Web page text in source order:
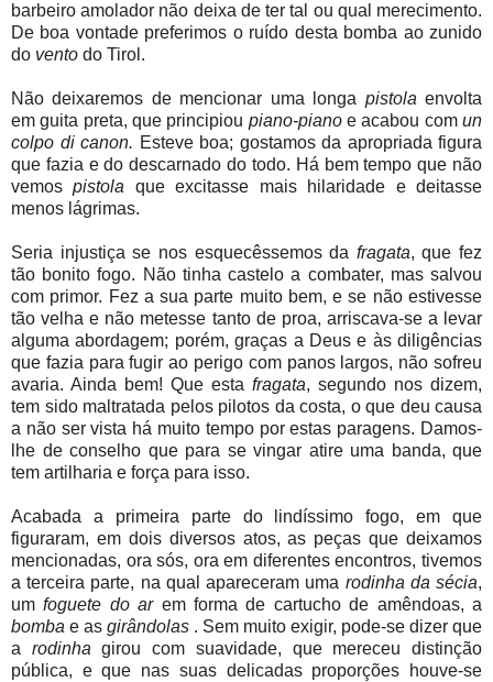
barbeiro amolador não deixa de ter tal ou qual merecimento.
De boa vontade preferimos o ruído desta bomba ao zunido
do vento do Tirol.
Não deixaremos de mencionar uma longa pistola envolta
em guita preta, que principiou piano-pianoe acabou comun
colpo di canon. Esteve boa; gostamos da apropriada figura
que fazia e do descarnado do todo. Há bem tempo que não
vemospistola que excitasse mais hilaridade e deitasse
menos lágrimas.
Seria injustiça se nos esquecêssemos da fragata, que fez
tão bonito fogo. Não tinha castelo a combater, mas salvou
com primor. Fez a sua parte muito bem, e se não estivesse
tão velha e não metesse tanto de proa, arriscava-se a levar
alguma abordagem; porém, graças a Deus e às diligências
que fazia para fugir ao perigo com panos largos, não sofreu
avaria. Ainda bem! Que esta fragata, segundo nos dizem,
tem sido maltratada pelos pilotos da costa, o que deu causa
a não ser vista há muito tempo por estas paragens. Damos-
lhe de conselho que para se vingar atire uma banda, que
tem artilharia e força para isso.
Acabada a primeira parte do lindíssimo fogo, em que
figuraram, em dois diversos atos, as peças que deixamos
mencionadas, ora sós, ora em diferentes encontros, tivemos
a terceira parte, na qual apareceram uma rodinha da sécia,
umfoguete do arem forma de cartucho de amêndoas, a
bomba e as girândolas . Sem muito exigir, pode-se dizer que
a rodinha girou com suavidade, que mereceu distinção
pública, e que nas suas delicadas proporções houve-se